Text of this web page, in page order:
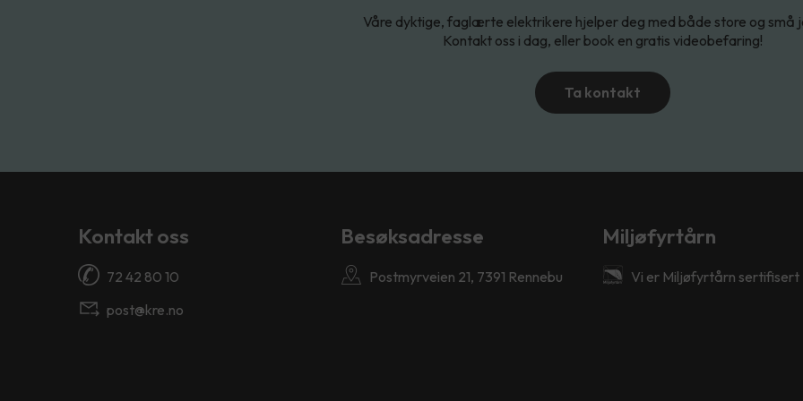
Våre dyktige, faglærte elektrikere hjelper deg med både store og små
Kontakt oss i dag, eller book en gratis videobefaring!
Ta kontakt
Kontakt oss
72 42 80 10
post@kre.no
Besøksadresse
Postmyrveien 21, 7391 Rennebu
Miljøfyrtårn
Vi er Miljøfyrtårn sertifisert